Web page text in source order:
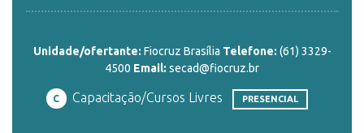
PLATAFORMAS
DOCUMENTOS
Unidade/ofertante: Fiocruz Brasília Telefone: (61) 3329-
4500 Email: secad@fiocruz.br
C Capacitação/Cursos Livres PRESENCIAL